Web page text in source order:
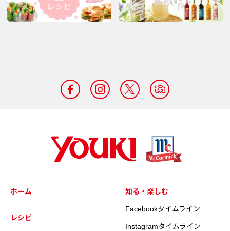
ホーム
レシピ
知る・楽しむ
Facebookタイムライン
Instagramタイムライン